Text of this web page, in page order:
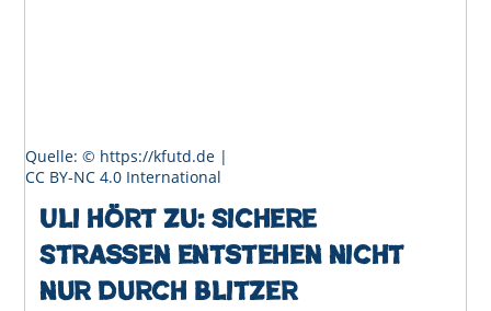
Quelle: © https://kfutd.de |
CC BY-NC 4.0 International
Uli hört zu: Sichere
Straßen entstehen nicht
nur durch Blitzer